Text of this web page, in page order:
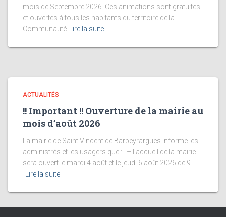
mois de Septembre 2026. Ces animations sont gratuites
et ouvertes à tous les habitants du territoire de la
Communauté
Lire la suite
ACTUALITÉS
!! Important !! Ouverture de la mairie au
mois d’août 2026
La mairie de Saint Vincent de Barbeyrargues informe les
administrés et les usagers que : – l’accueil de la mairie
sera ouvert le mardi 4 août et le jeudi 6 août 2026 de 9
Lire la suite